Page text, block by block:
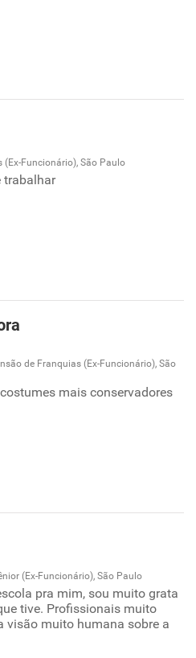
Funcionário), São Paulo
trabalhar
de Franquias (Ex-Funcionário), São
mais conservadores
(Ex-Funcionário), São Paulo
pra mim, sou muito grata
tive. Profissionais muito
visão muito humana sobre a